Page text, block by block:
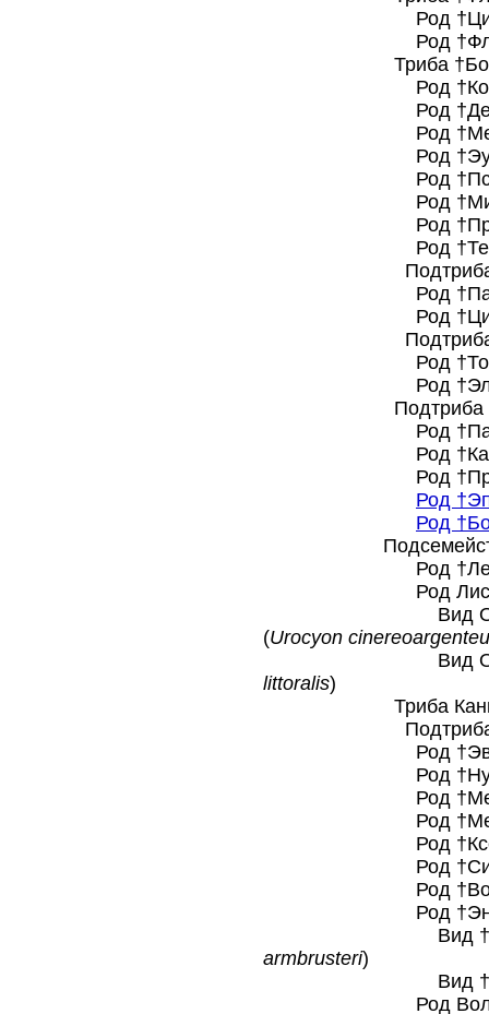
Род
Род
Триба
Род
Род
Род
Род
Род
Род
Род
Род
Подтриба
Род
Род
Подтриба
Род
Род
Подтриба
Род
Род
Род
Род
Род
Подсемейство
Род
Род Лисицы
Вид
(Urocyon
Вид
littoralis)
Триба Канини
Подтриба
Род
Род
Род
Род
Род
Род
Род †Волки
Род
Вид †Волк
armbrusteri)
Вид
Род Волки